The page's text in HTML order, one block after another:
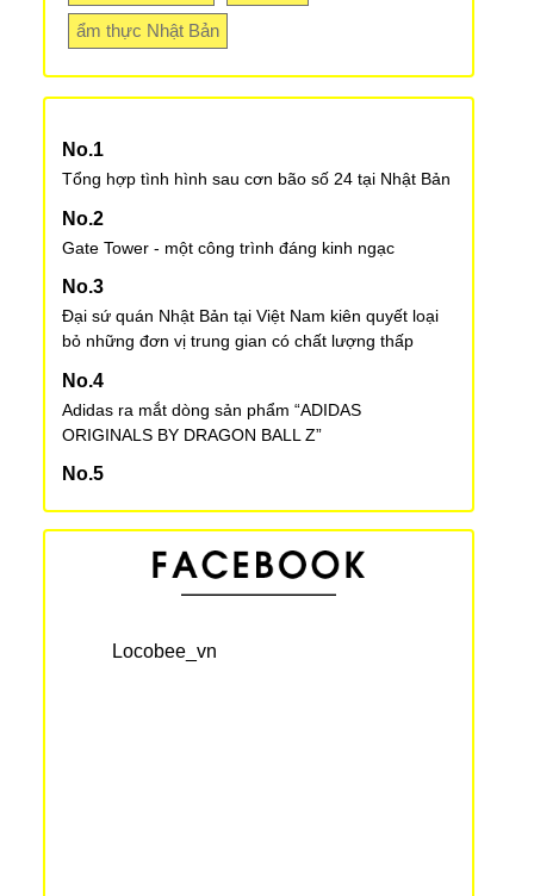
ẩm thực Nhật Bản
Tổng hợp tình hình sau cơn bão số 24 tại Nhật Bản
Gate Tower - một công trình đáng kinh ngạc
Đại sứ quán Nhật Bản tại Việt Nam kiên quyết loại
bỏ những đơn vị trung gian có chất lượng thấp
Adidas ra mắt dòng sản phẩm “ADIDAS
ORIGINALS BY DRAGON BALL Z”
Nhật Bản
Đại học của Nhật Bản xếp sau đại học của Trung
Locobee_vn